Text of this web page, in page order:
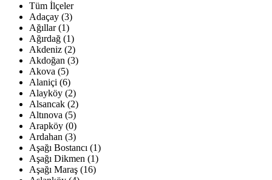
Tüm İlçeler
Adaçay (3)
Ağıllar (1)
Ağırdağ (1)
Akdeniz (2)
Akdoğan (3)
Akova (5)
Alaniçi (6)
Alayköy (2)
Alsancak (2)
Altınova (5)
Arapköy (0)
Ardahan (3)
Aşağı Bostancı (1)
Aşağı Dikmen (1)
Aşağı Maraş (16)